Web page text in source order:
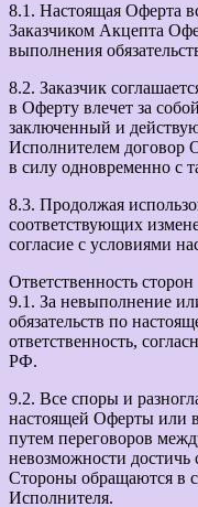
8.1. Настоящая Оферта
Заказчиком Акцепта
выполнения
8.2. Заказчик
в Оферту влечет за
заключенный и
Исполнителем договор
в силу одновременно с
8.3. Продолжая
соответствующих
согласие с условиями
Ответственность сторон
9.1. За невыполнение
обязательств по
ответственность,
РФ.
9.2. Все споры и
настоящей Оферты или
путем переговоров
невозможности достичь
Стороны обращаются в
Исполнителя.